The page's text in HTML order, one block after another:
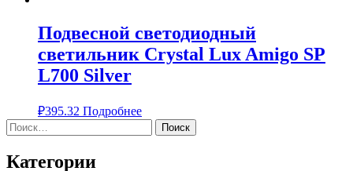
Подвесной светодиодный
светильник Crystal Lux Amigo SP
L700 Silver
₽395.32 Подробнее
Найти:
Категории